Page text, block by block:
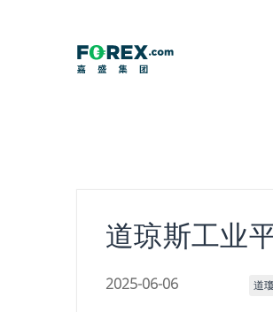
道琼斯工业
2025-06-06 道